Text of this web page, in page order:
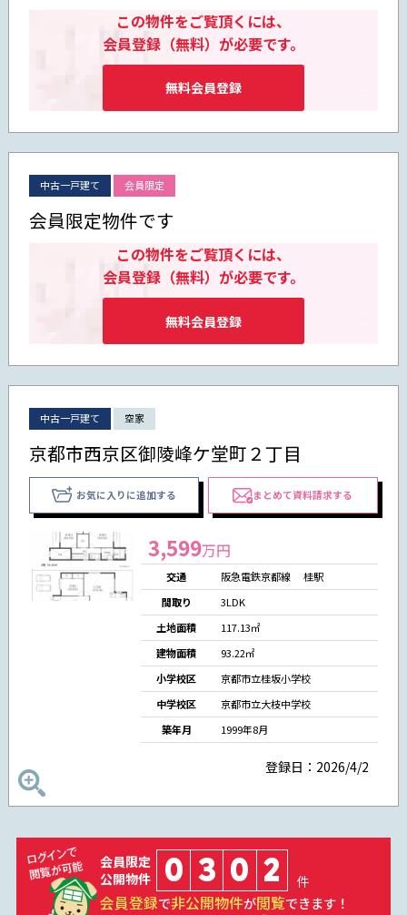
この物件をご覧頂くには、
会員登録（無料）が必要です。
無料会員登録
中古一戸建て 会員限定
会員限定物件です
この物件をご覧頂くには、
会員登録（無料）が必要です。
無料会員登録
中古一戸建て 空家
京都市西京区御陵峰ケ堂町２丁目
お気に入りに追加する まとめて資料請求する
3,599万円
交通
阪急電鉄京都線 桂駅
間取り
3LDK
土地面積
117.13㎡
建物面積
93.22㎡
小学校区
京都市立桂坂小学校
中学校区
京都市立大枝中学校
築年月
1999年8月
登録日：2026/4/2
会員限定
公開物件
0 3 0 2 件
会員登録で非公開物件が閲覧できます！